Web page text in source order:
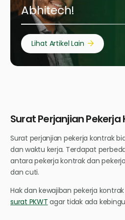
Abhitech!
Lihat Artikel Lain
Surat Perjanjian Pekerja
Surat perjanjian pekerja kontrak
dan waktu kerja. Terdapat
antara pekerja kontrak dan
dan cuti.
Hak dan kewajiban pekerja
surat PKWT agar tidak ada